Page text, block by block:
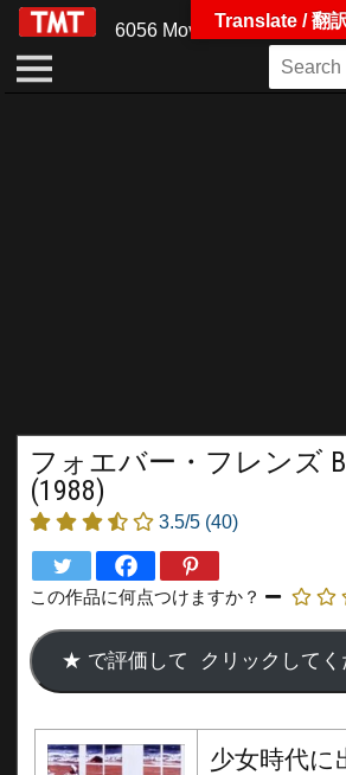
6056 Movies
フォエバー・フレンズ
(1988)
3.5/5 (40)
この作品に何点つけますか？
少女時代に
Translate / 翻